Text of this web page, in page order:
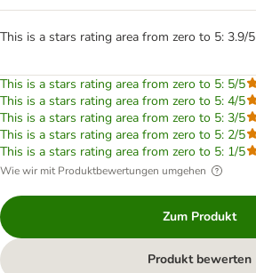
This is a stars rating area from zero to 5: 3.9/5
This is a stars rating area from zero to 5: 5/5
This is a stars rating area from zero to 5: 4/5
This is a stars rating area from zero to 5: 3/5
This is a stars rating area from zero to 5: 2/5
This is a stars rating area from zero to 5: 1/5
Wie wir mit Produktbewertungen umgehen
Zum Produkt
Produkt bewerten